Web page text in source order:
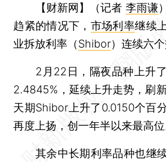
【财新网】（记者 李雨谦）
趋紧的情况下， 市场利率继续
业拆放利率（Shibor）连续六
2月22日，隔夜品种上升了
2.4845%，延续上升走势，刷
天期Shibor上升了0.0150个百
再度上扬，创一年半以来最高位
其余中长期利率品种也继续